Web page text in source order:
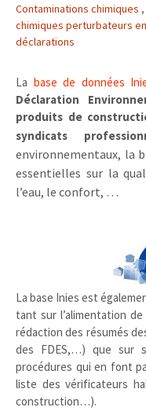
Contaminations chimiques ,
chimiques perturbateurs
déclarations
La base de données
Déclaration
produits de
syndicats
environnementaux, la
essentielles sur la
l’eau, le confort, …
La base Inies est
tant sur l’alimentation
rédaction des résumés
des FDES,…) que sur
procédures qui en font
liste des vérificateurs
construction…).